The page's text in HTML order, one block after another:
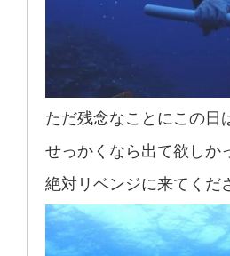
ただ残念なことにこの日
せっかくなら出て欲しか
絶対リベンジに来てくだ